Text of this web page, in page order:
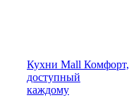
Кухни Mall Комфорт,
доступный
каждому